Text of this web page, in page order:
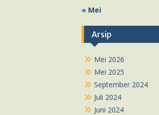
« Mei
Arsip
Mei 2026
Mei 2025
September 2024
Juli 2024
Juni 2024